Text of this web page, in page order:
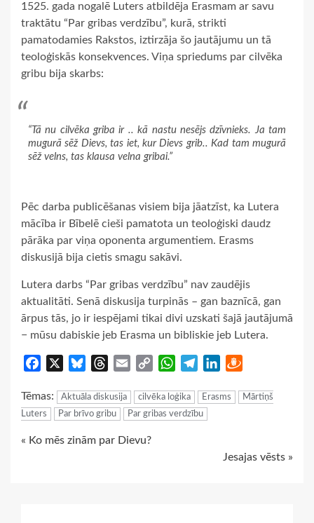
1525. gada nogalē Luters atbildēja Erasmam ar savu
traktātu “Par gribas verdzību”, kurā, strikti
pamatodamies Rakstos, iztirzāja šo jautājumu un tā
teoloģiskās konsekvences. Viņa spriedums par cilvēka
gribu bija skarbs:
“Tā nu cilvēka griba ir .. kā nastu nesējs dzīvnieks. Ja tam
mugurā sēž Dievs, tas iet, kur Dievs grib.. Kad tam mugurā
sēž velns, tas klausa velna gribai.”
Pēc darba publicēšanas visiem bija jāatzīst, ka Lutera
mācība ir Bībelē cieši pamatota un teoloģiski daudz
pārāka par viņa oponenta argumentiem. Erasms
diskusijā bija cietis smagu sakāvi.
Lutera darbs “Par gribas verdzību” nav zaudējis
aktualitāti. Senā diskusija turpinās – gan baznīcā, gan
ārpus tās, jo ir iespējami tikai divi uzskati šajā jautājumā
− mūsu dabiskie jeb Erasma un bibliskie jeb Lutera.
Facebook BlueskyThreads
Email
Copy
WhatsApp
TelegramLinkedIn
Tēmas: Aktuāla diskusija cilvēka loģika Erasms
Mārtiņš
Luters
Par brīvo gribu Par gribas verdzību
Continue
« Ko mēs zinām par Dievu?
Jesajas vēsts »